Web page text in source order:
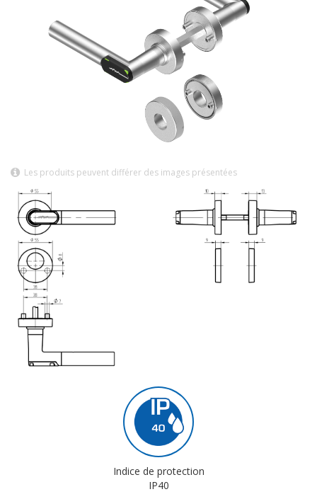
Les produits peuvent différer des images présentées
Indice de protection
IP40